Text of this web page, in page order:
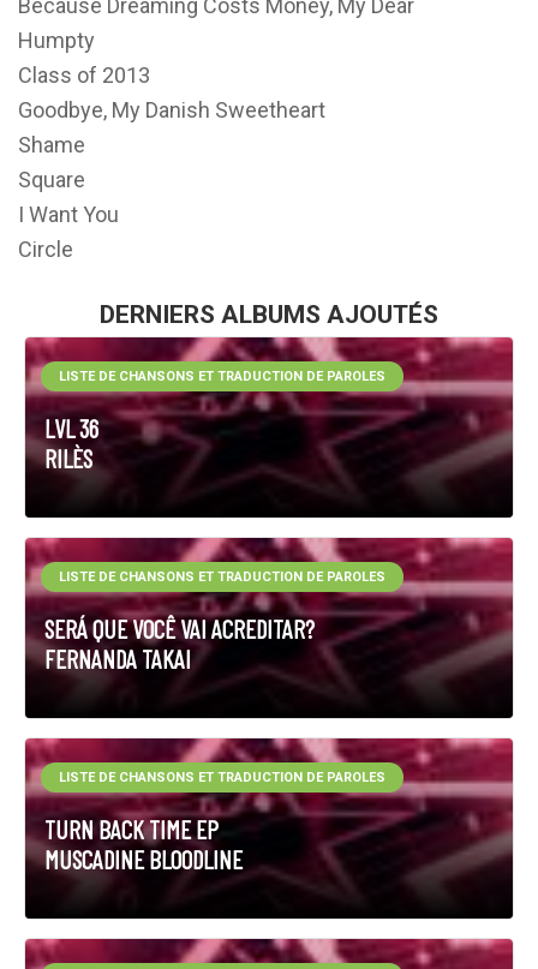
Because Dreaming Costs Money, My Dear
Humpty
Class of 2013
Goodbye, My Danish Sweetheart
Shame
Square
I Want You
Circle
DERNIERS ALBUMS AJOUTÉS
LVL 36
RILÈS
LISTE DE CHANSONS ET TRADUCTION DE PAROLES
SERÁ QUE VOCÊ VAI ACREDITAR?
FERNANDA TAKAI
LISTE DE CHANSONS ET TRADUCTION DE PAROLES
TURN BACK TIME EP
MUSCADINE BLOODLINE
LISTE DE CHANSONS ET TRADUCTION DE PAROLES